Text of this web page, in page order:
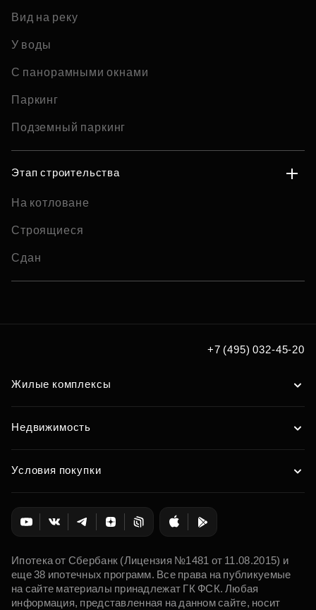
Вид на реку
У воды
С панорамными окнами
Паркинг
Подземный паркинг
Этап строительства
На котловане
Строящиеся
Сдан
+7 (495) 032-45-20
Жилые комплексы
Недвижимость
Условия покупки
Ипотека от Сбербанк (Лицензия №1481 от 11.08.2015) и
еще 38 ипотечных программ. Все права на публикуемые
на сайте материалы принадлежат ГК ФСК. Любая
информация, представленная на данном сайте, носит